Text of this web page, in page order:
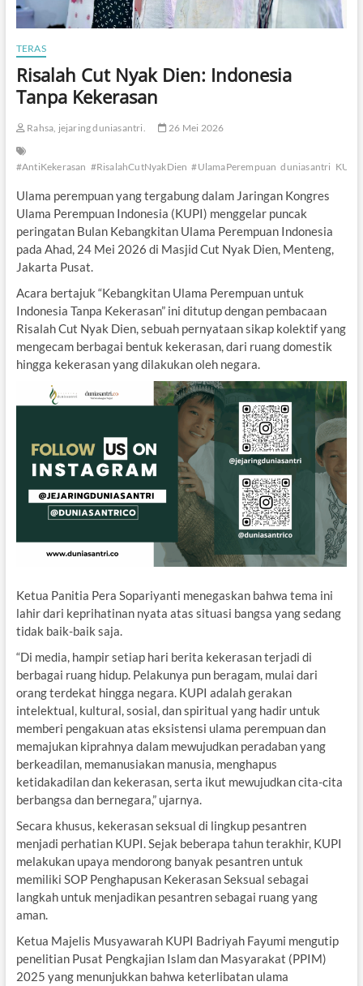
TERAS
Risalah Cut Nyak Dien: Indonesia
Tanpa Kekerasan
Rahsa, jejaring duniasantri. 26 Mei 2026
#AntiKekerasan #RisalahCutNyakDien #UlamaPerempuan duniasantri KUPI
Ulama perempuan yang tergabung dalam Jaringan Kongres
Ulama Perempuan Indonesia (KUPI) menggelar puncak
peringatan Bulan Kebangkitan Ulama Perempuan Indonesia
pada Ahad, 24 Mei 2026 di Masjid Cut Nyak Dien, Menteng,
Jakarta Pusat.
Acara bertajuk “Kebangkitan Ulama Perempuan untuk
Indonesia Tanpa Kekerasan” ini ditutup dengan pembacaan
Risalah Cut Nyak Dien, sebuah pernyataan sikap kolektif yang
mengecam berbagai bentuk kekerasan, dari ruang domestik
hingga kekerasan yang dilakukan oleh negara.
Ketua Panitia Pera Sopariyanti menegaskan bahwa tema ini
lahir dari keprihatinan nyata atas situasi bangsa yang sedang
tidak baik-baik saja.
“Di media, hampir setiap hari berita kekerasan terjadi di
berbagai ruang hidup. Pelakunya pun beragam, mulai dari
orang terdekat hingga negara. KUPI adalah gerakan
intelektual, kultural, sosial, dan spiritual yang hadir untuk
memberi pengakuan atas eksistensi ulama perempuan dan
memajukan kiprahnya dalam mewujudkan peradaban yang
berkeadilan, memanusiakan manusia, menghapus
ketidakadilan dan kekerasan, serta ikut mewujudkan cita-cita
berbangsa dan bernegara,” ujarnya.
Secara khusus, kekerasan seksual di lingkup pesantren
menjadi perhatian KUPI. Sejak beberapa tahun terakhir, KUPI
melakukan upaya mendorong banyak pesantren untuk
memiliki SOP Penghapusan Kekerasan Seksual sebagai
langkah untuk menjadikan pesantren sebagai ruang yang
aman.
Ketua Majelis Musyawarah KUPI Badriyah Fayumi mengutip
penelitian Pusat Pengkajian Islam dan Masyarakat (PPIM)
2025 yang menunjukkan bahwa keterlibatan ulama